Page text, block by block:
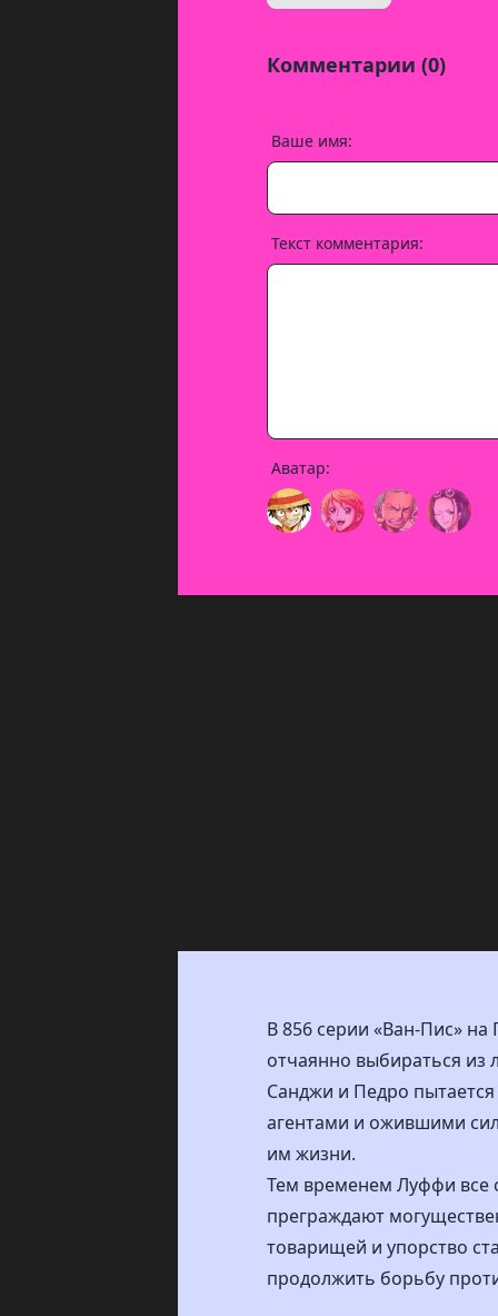
Комментарии (0)
Ваше имя:
Текст комментария:
Аватар:
В 856 серии «Ван-Пис»
отчаянно выбираться из
Санджи и Педро
агентами и ожившими
им жизни.
Тем временем Луффи все
преграждают
товарищей и упорство
продолжить борьбу